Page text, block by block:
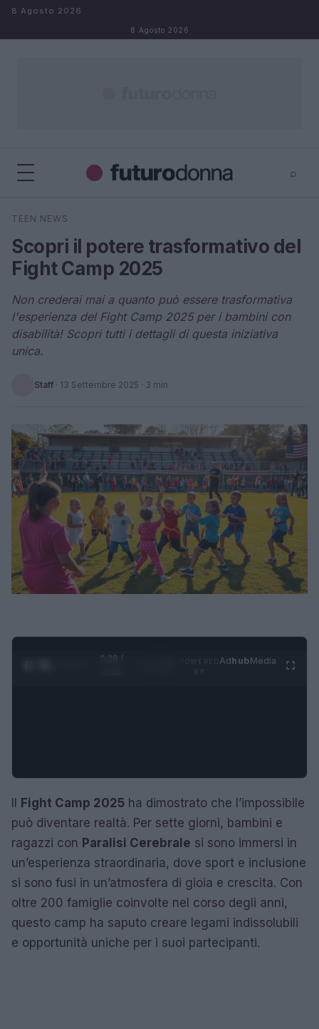
Salta al contenuto
8 Agosto 2026
8 Agosto 2026
⌕
Cerca
TEEN NEWS
Scopri il potere trasformativo del
Fight Camp 2025
Non crederai mai a quanto può essere trasformativa
l'esperienza del Fight Camp 2025 per i bambini con
disabilità! Scopri tutti i dettagli di questa iniziativa
unica.
Staff · 13 Settembre 2025 · 3 min
0:29 /
AdhubMedia
Il Fight Camp 2025 ha dimostrato che l’impossibile
può diventare realtà. Per sette giorni, bambini e
ragazzi con Paralisi Cerebrale si sono immersi in
un’esperienza straordinaria, dove sport e inclusione
si sono fusi in un’atmosfera di gioia e crescita. Con
oltre 200 famiglie coinvolte nel corso degli anni,
questo camp ha saputo creare legami indissolubili
e opportunità uniche per i suoi partecipanti.